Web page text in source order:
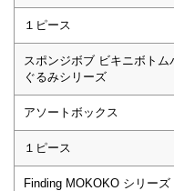
１ピース
スポンジボブ ビキニボト
ぐるみシリーズ
アソートボックス
１ピース
Finding MOKOKO シリーズ